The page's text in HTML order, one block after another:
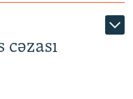
cəzası